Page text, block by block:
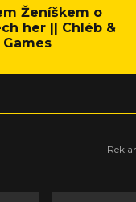
Ženíškem o
her || Chléb &
Games